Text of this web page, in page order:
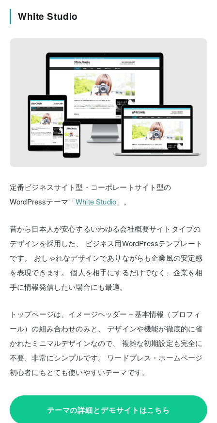
White Studio
定番ビジネスサイト型・コーポレートサイト型の
WordPressテーマ「White Studio 」。
昔から日本人が安心するいわゆる会社概要サイトタイプの
デザインを採用した、
ビジネス用WordPressテンプレート
です。
おしゃれなデザインでありながらも企業風の安定感
を表現できます。
個人を相手にするだけでなく、企業を相
手に情報発信したい場合にも最適。
トップページは、イメージヘッダー＋基本情報（プロフィ
ール）の組み合わせのみと、
デザインや機能が徹底的に省
かれたミニマルデザインなので、
複雑な初期設定も完全に
不要、非常にシンプルです。
ワードプレス・ホームページ
初心者にもとても使いやすいテーマです。
テーマの詳細とデモサイトはこちら